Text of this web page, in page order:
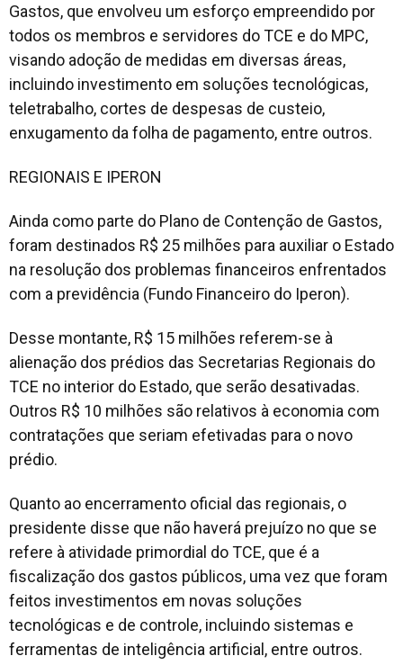
Gastos, que envolveu um esforço empreendido por
todos os membros e servidores do TCE e do MPC,
visando adoção de medidas em diversas áreas,
incluindo investimento em soluções tecnológicas,
teletrabalho, cortes de despesas de custeio,
enxugamento da folha de pagamento, entre outros.
REGIONAIS E IPERON
Ainda como parte do Plano de Contenção de Gastos,
foram destinados R$ 25 milhões para auxiliar o Estado
na resolução dos problemas financeiros enfrentados
com a previdência (Fundo Financeiro do Iperon).
Desse montante, R$ 15 milhões referem-se à
alienação dos prédios das Secretarias Regionais do
TCE no interior do Estado, que serão desativadas.
Outros R$ 10 milhões são relativos à economia com
contratações que seriam efetivadas para o novo
prédio.
Quanto ao encerramento oficial das regionais, o
presidente disse que não haverá prejuízo no que se
refere à atividade primordial do TCE, que é a
fiscalização dos gastos públicos, uma vez que foram
feitos investimentos em novas soluções
tecnológicas e de controle, incluindo sistemas e
ferramentas de inteligência artificial, entre outros.